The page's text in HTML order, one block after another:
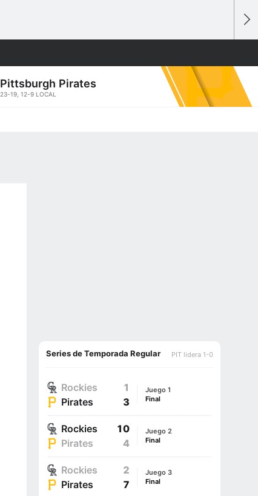
Pittsburgh Pirates
23-19 , 12-9 LOCAL
Series de Temporada Regular PIT lidera 1-0
Juego 1
Final
Rockies
1
Pirates
3
Juego 2
Final
Rockies
10
Pirates
4
Juego 3
Final
Rockies
2
Pirates
7